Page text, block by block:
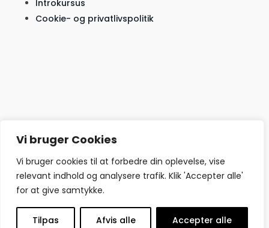
Vi bruger Cookies
Vi bruger cookies til at forbedre din oplevelse, vise
relevant indhold og analysere trafik. Klik 'Accepter alle'
for at give samtykke.
Tilpas Afvis alle Accepter alle
Introkursus
Cookie- og privatlivspolitik
© Copyright Hjerte start nu – Designet
af SemaWeb